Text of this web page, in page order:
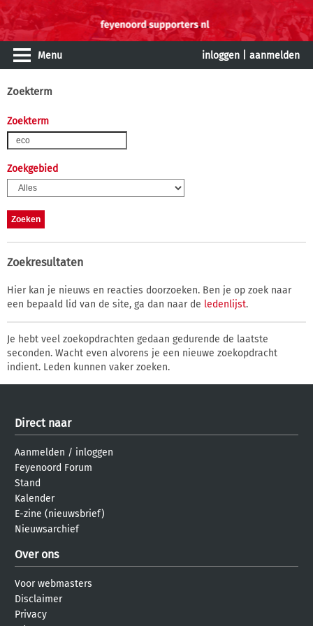
Menu inloggen aanmelden
Zoekterm
Zoekterm
Zoekgebied
Zoekresultaten
Hier kan je nieuws en reacties doorzoeken. Ben je op zoek naar
een bepaald lid van de site, ga dan naar de ledenlijst.
Je hebt veel zoekopdrachten gedaan gedurende de laatste
seconden. Wacht even alvorens je een nieuwe zoekopdracht
indient. Leden kunnen vaker zoeken.
Direct naar
Aanmelden / inloggen
Feyenoord Forum
Stand
Kalender
E-zine (nieuwsbrief)
Nieuwsarchief
Over ons
Voor webmasters
Disclaimer
Privacy